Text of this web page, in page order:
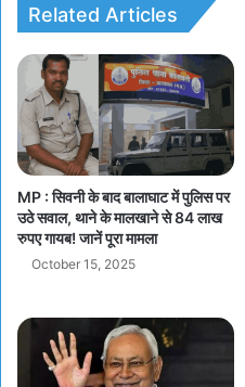
Related Articles
MP : सिवनी के बाद बालाघाट में पुलिस पर
उठे सवाल, थाने के मालखाने से 84 लाख
रुपए गायब! जानें पूरा मामला
October 15, 2025